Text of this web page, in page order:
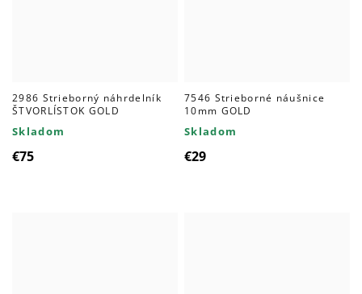
2986 Strieborný náhrdelník
ŠTVORLÍSTOK GOLD
Skladom
€75
7546 Strieborné náušnice
10mm GOLD
Skladom
€29